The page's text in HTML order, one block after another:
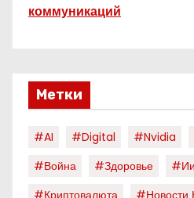
коммуникаций
Метки
#AI #digital #nvidia
#война
#здоровье #ии